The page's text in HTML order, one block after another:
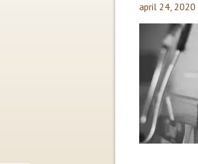
april 24, 2020